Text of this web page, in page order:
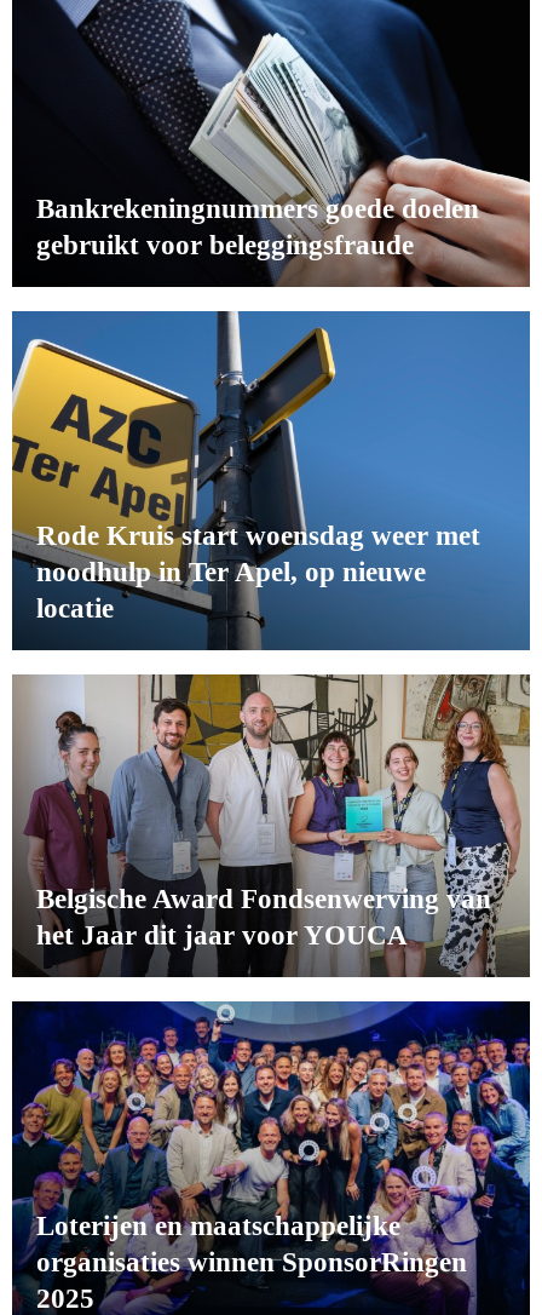
Bankrekeningnummers goede doelen
gebruikt voor beleggingsfraude
Rode Kruis start woensdag weer met
noodhulp in Ter Apel, op nieuwe
locatie
Belgische Award Fondsenwerving van
het Jaar dit jaar voor YOUCA
Loterijen en maatschappelijke
organisaties winnen SponsorRingen
2025